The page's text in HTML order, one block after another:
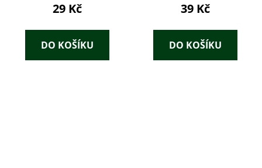
29 Kč
DO KOŠÍKU
39 Kč
DO KOŠÍKU